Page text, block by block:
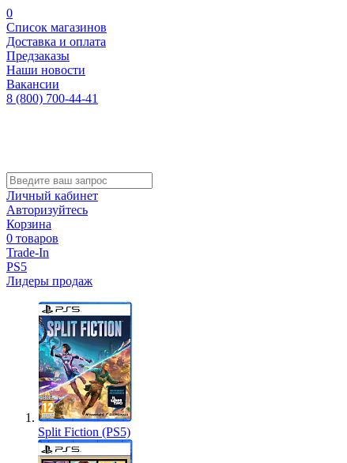
0
Список магазинов
Доставка и оплата
Предзаказы
Наши новости
Вакансии
8 (800) 700-44-41
Личный кабинет
Авторизуйтесь
Корзина
0 товаров
Trade-In
PS5
Лидеры продаж
Split Fiction (PS5)